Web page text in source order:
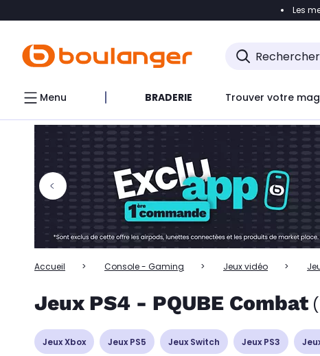
Accéder
Accéder directement au chatbot
Les
Menu BRADERIE Trouver votre
Accueil Console - Gaming Jeux vidéo
Jeux PS4 - PQUBE Combat
Jeux Xbox Jeux PS5 Jeux Switch Jeux PS3